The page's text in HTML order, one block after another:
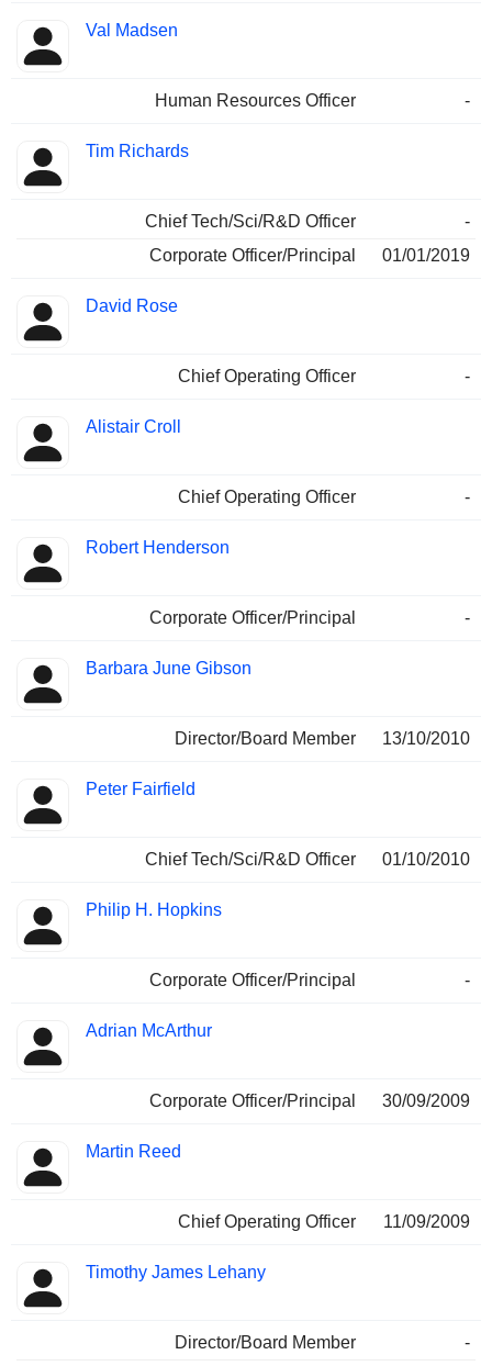
Val Madsen
Human Resources Officer -
Tim Richards
Chief Tech/Sci/R&D Officer
-
Corporate Officer/Principal
01/01/2019
David Rose
Chief Operating Officer -
Alistair Croll
Chief Operating Officer -
Robert Henderson
Corporate Officer/Principal -
Barbara June Gibson
Director/Board Member 13/10/2010
Peter Fairfield
Chief Tech/Sci/R&D Officer 01/10/2010
Philip H. Hopkins
Corporate Officer/Principal -
Adrian McArthur
Corporate Officer/Principal 30/09/2009
Martin Reed
Chief Operating Officer 11/09/2009
Timothy James Lehany
Director/Board Member
-